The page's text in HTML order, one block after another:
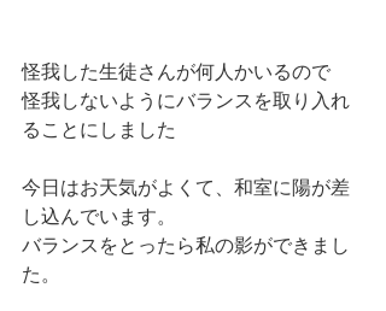
怪我した生徒さんが何人かいるので
怪我しないようにバランスを取り入れ
ることにしました
今日はお天気がよくて、和室に陽が差
し込んでいます。
バランスをとったら私の影ができまし
た。